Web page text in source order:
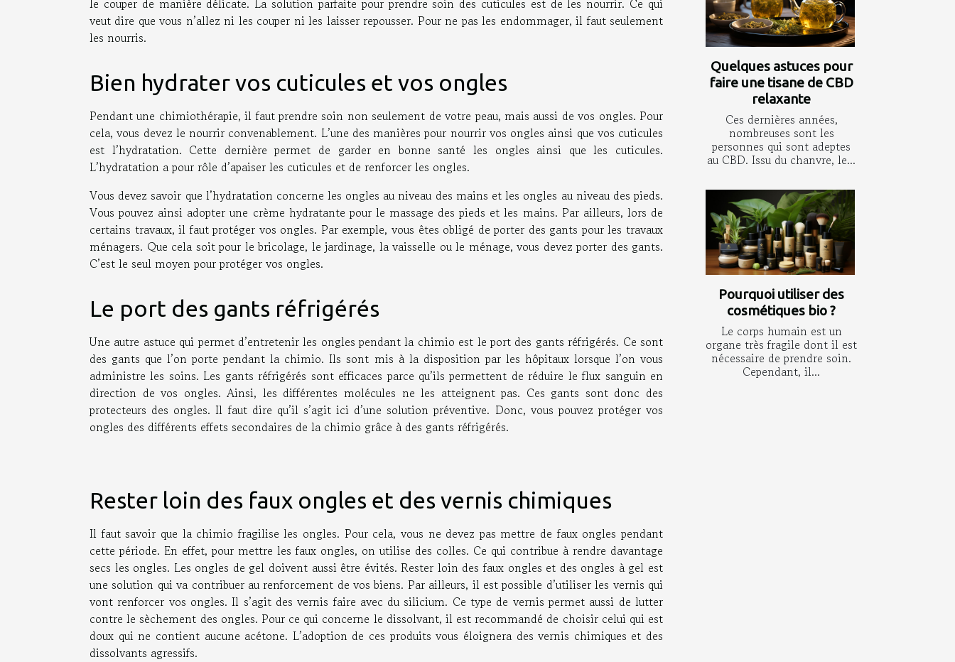
veut dire que vous n’allez ni les couper ni les laisser repousser. Pour ne pas les endommager, il faut seulement
les nourris.
Bien hydrater vos cuticules et vos ongles
Pendant une chimiothérapie, il faut prendre soin non seulement de votre peau, mais aussi de vos ongles. Pour
cela, vous devez le nourrir convenablement. L’une des manières pour nourrir vos ongles ainsi que vos cuticules
est l’hydratation. Cette dernière permet de garder en bonne santé les ongles ainsi que les cuticules.
L’hydratation a pour rôle d’apaiser les cuticules et de renforcer les ongles.
Vous devez savoir que l’hydratation concerne les ongles au niveau des mains et les ongles au niveau des pieds.
Vous pouvez ainsi adopter une crème hydratante pour le massage des pieds et les mains. Par ailleurs, lors de
certains travaux, il faut protéger vos ongles. Par exemple, vous êtes obligé de porter des gants pour les travaux
ménagers. Que cela soit pour le bricolage, le jardinage, la vaisselle ou le ménage, vous devez porter des gants.
C’est le seul moyen pour protéger vos ongles.
Le port des gants réfrigérés
Une autre astuce qui permet d’entretenir les ongles pendant la chimio est le port des gants réfrigérés. Ce sont
des gants que l’on porte pendant la chimio. Ils sont mis à la disposition par les hôpitaux lorsque l’on vous
administre les soins. Les gants réfrigérés sont efficaces parce qu’ils permettent de réduire le flux sanguin en
direction de vos ongles. Ainsi, les différentes molécules ne les atteignent pas. Ces gants sont donc des
protecteurs des ongles. Il faut dire qu’il s’agit ici d’une solution préventive. Donc, vous pouvez protéger vos
ongles des différents effets secondaires de la chimio grâce à des gants réfrigérés.
Rester loin des faux ongles et des vernis chimiques
Il faut savoir que la chimio fragilise les ongles. Pour cela, vous ne devez pas mettre de faux ongles pendant
cette période. En effet, pour mettre les faux ongles, on utilise des colles. Ce qui contribue à rendre davantage
secs les ongles. Les ongles de gel doivent aussi être évités. Rester loin des faux ongles et des ongles à gel est
une solution qui va contribuer au renforcement de vos biens. Par ailleurs, il est possible d’utiliser les vernis qui
vont renforcer vos ongles. Il s’agit des vernis faire avec du silicium. Ce type de vernis permet aussi de lutter
contre le sèchement des ongles. Pour ce qui concerne le dissolvant, il est recommandé de choisir celui qui est
doux qui ne contient aucune acétone. L’adoption de ces produits vous éloignera des vernis chimiques et des
dissolvants agressifs.
Quelques astuces pour
faire une tisane de CBD
relaxante
Ces dernières années,
nombreuses sont les
personnes qui sont adeptes
au CBD. Issu du chanvre, le...
Pourquoi utiliser des
cosmétiques bio ?
Le corps humain est un
organe très fragile dont il est
nécessaire de prendre soin.
Cependant, il...